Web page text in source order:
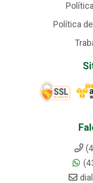
Política